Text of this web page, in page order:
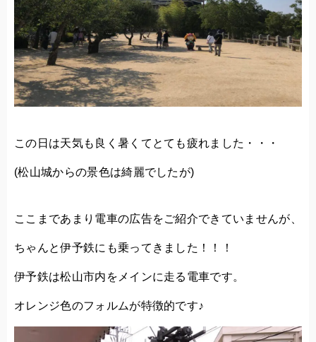
この日は天気も良く暑くてとても疲れました・・・
(松山城からの景色は綺麗でしたが)
ここまであまり電車の広告をご紹介できていませんが、
ちゃんと伊予鉄にも乗ってきました！！！
伊予鉄は松山市内をメインに走る電車です。
オレンジ色のフォルムが特徴的です♪